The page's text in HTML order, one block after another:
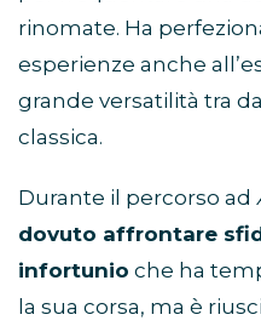
rinomate. Ha
esperienze anche
grande versatilità tra
classica.
Durante il percorso ad
dovuto affrontare
infortunio che ha
la sua corsa, ma è